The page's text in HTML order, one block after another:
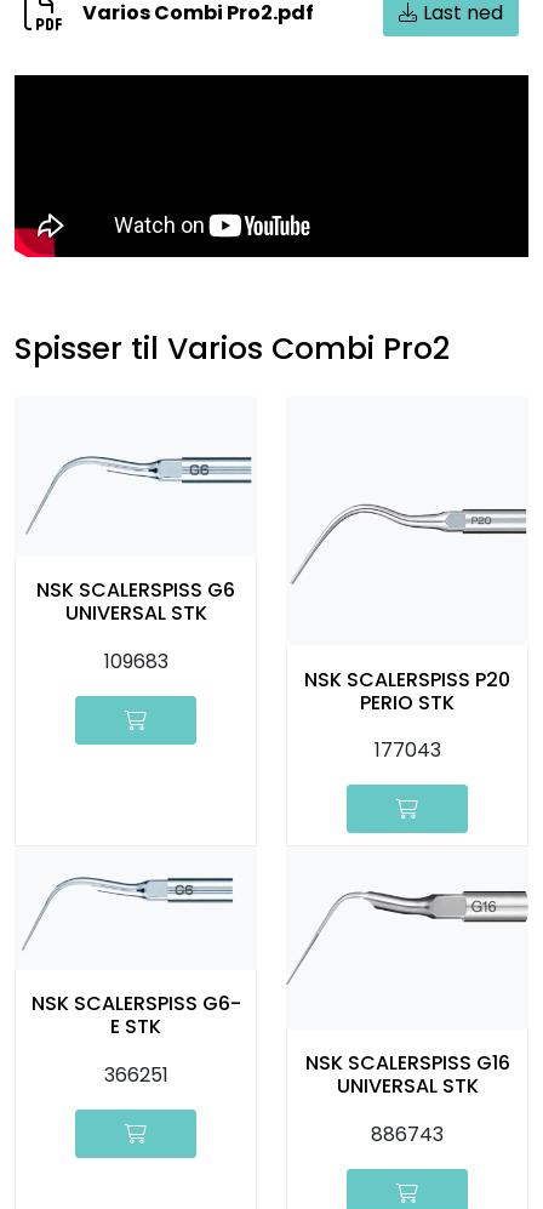
NSK SCALERSPISS G6
UNIVERSAL STK
109683
NSK SCALERSPISS P20
PERIO STK
177043
NSK SCALERSPISS G6-
E STK
366251
NSK SCALERSPISS G16
UNIVERSAL STK
886743
Spisser til Varios Combi Pro2
Varios Combi Pro2.pdf Last ned